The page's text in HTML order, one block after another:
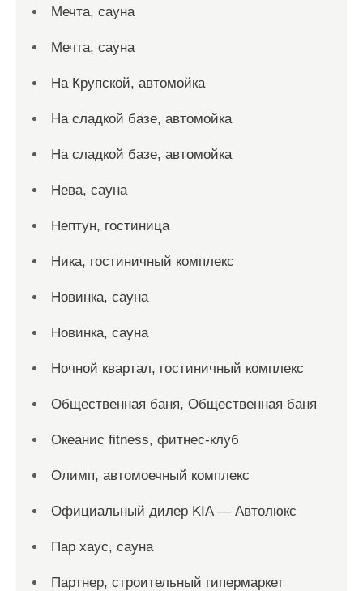
Мечта, сауна
Мечта, сауна
На Крупской, автомойка
На сладкой базе, автомойка
На сладкой базе, автомойка
Нева, сауна
Нептун, гостиница
Ника, гостиничный комплекс
Новинка, сауна
Новинка, сауна
Ночной квартал, гостиничный комплекс
Общественная баня, Общественная баня
Океанис fitness, фитнес-клуб
Олимп, автомоечный комплекс
Официальный дилер KIA — Автолюкс
Пар хаус, сауна
Партнер, строительный гипермаркет